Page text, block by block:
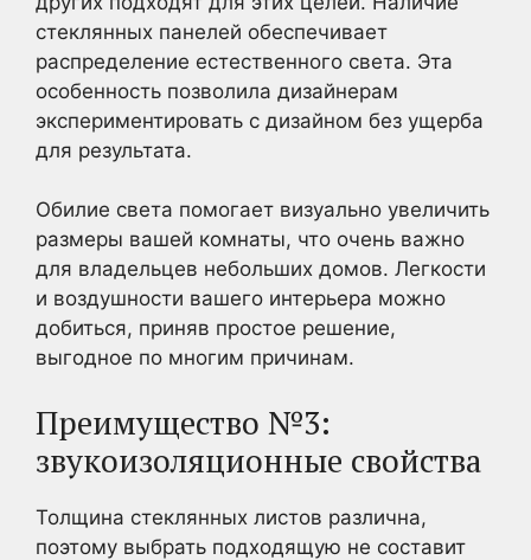
стеклянных панелей обеспечивает
распределение естественного света. Эта
особенность позволила дизайнерам
экспериментировать с дизайном без ущерба
для результата.
Обилие света помогает визуально увеличить
размеры вашей комнаты, что очень важно
для владельцев небольших домов. Легкости
и воздушности вашего интерьера можно
добиться, приняв простое решение,
выгодное по многим причинам.
Преимущество №3:
звукоизоляционные свойства
Толщина стеклянных листов различна,
поэтому выбрать подходящую не составит